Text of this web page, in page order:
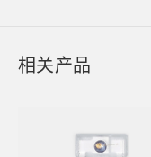
相关产品